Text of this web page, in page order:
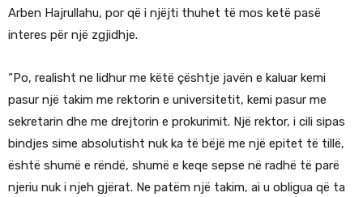
Arben Hajrullahu, por që i njëjti thuhet të mos ketë pasë
interes për një zgjidhje.
“Po, realisht ne lidhur me këtë çështje javën e kaluar kemi
pasur një takim me rektorin e universitetit, kemi pasur me
sekretarin dhe me drejtorin e prokurimit. Një rektor, i cili sipas
bindjes sime absolutisht nuk ka të bëjë me një epitet të tillë,
është shumë e rëndë, shumë e keqe sepse në radhë të parë
njeriu nuk i njeh gjërat. Ne patëm një takim, ai u obligua që ta